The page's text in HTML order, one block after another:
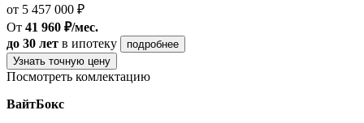
от 5 457 000 ₽
От 41 960 ₽/мес.
до 30 лет в ипотеку
подробнее
Узнать точную цену
Посмотреть комлектацию
ВайтБокс